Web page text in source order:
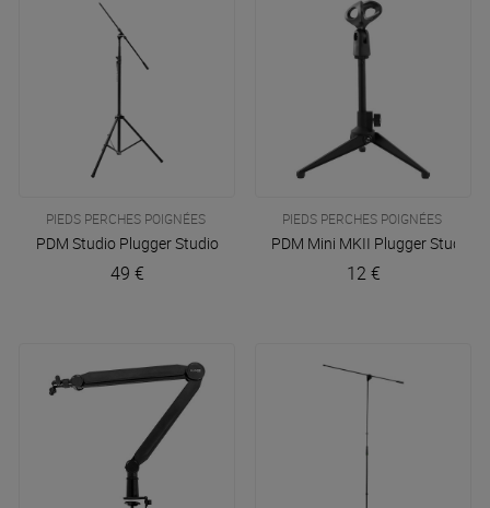
PIEDS PERCHES POIGNÉES
PDM Studio Plugger Studio
49 €
PIEDS PERCHES POIGNÉES
PDM Mini MKII Plugger Studio
12 €